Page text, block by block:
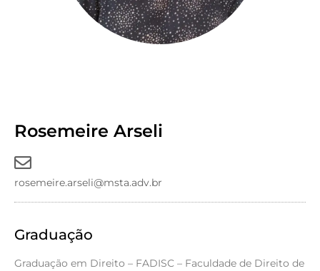
Rosemeire Arseli
rosemeire.arseli@msta.adv.br
Graduação
Graduação em Direito – FADISC – Faculdade de Direito de